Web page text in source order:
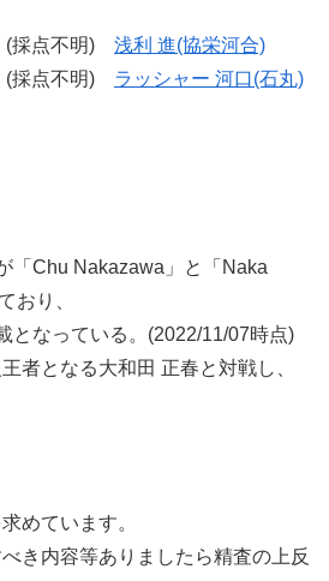
(採点不明) 浅利 進(協栄河合)
(採点不明) ラッシャー 河口(石丸)
「Chu Nakazawa」と「Naka
おり、
なっている。(2022/11/07時点)
者となる大和田 正春と対戦し、
めています。
き内容等ありましたら精査の上反